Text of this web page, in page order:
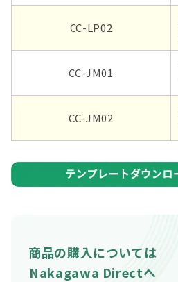
CC-LP02
CC-JM01
CC-JM02
商品の購入については
Nakagawa Directへ